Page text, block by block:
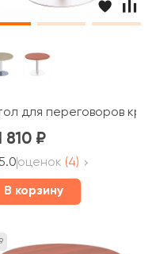
для переговоров
810
оценок (4)
В корзину